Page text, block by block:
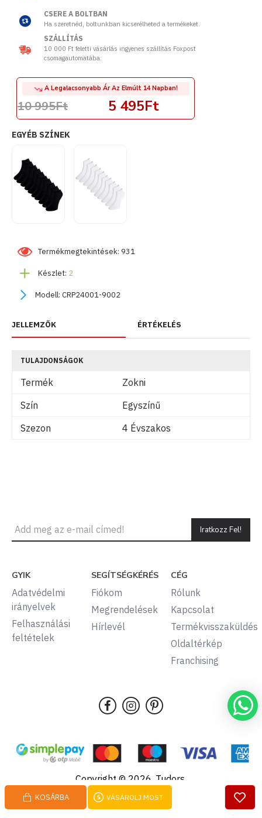
Készlet: 2
Modell: CRP24001-9002
Termékmegtekintések: 931
5 495Ft
A Legalacsonyabb Ár Az Elmúlt 14 Napban!
10 995Ft
KOSÁRBA VÁSÁROLJ MOST
EGYÉB SZÍNEK
CSERE A BOLTBAN
Ha szeretnéd, boltunkban kicserélheted a termékeket.
SZÁLLÍTÁS
10 000 Ft feletti vásárlás ingyenes szállítás Foxpost
csomagautomatába.
JELLEMZŐK ÉRTÉKELÉS
TULAJDONSÁGOK
Termék
Zokni
Szín
Egyszínű
Szezon
4 Évszakos
Iratkozz Fel!
GYIK
Adatvédelmi
irányelvek
Felhasználási
feltételek
SEGÍTSÉGKÉRÉS
Fiókom
Megrendelések
Hírlevél
CÉG
Rólunk
Kapcsolat
Termékvisszaküldés
Oldaltérkép
Franchising
Copyright © 2026, Tudors,
Minden jog fenntartva.